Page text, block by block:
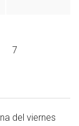
7
del viernes